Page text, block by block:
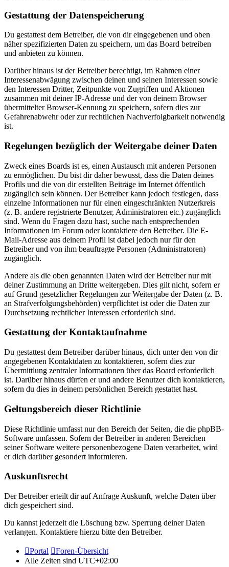
Gestattung der Datenspeicherung
Du gestattest dem Betreiber, die von dir eingegebenen und oben
näher spezifizierten Daten zu speichern, um das Board betreiben
und anbieten zu können.
Darüber hinaus ist der Betreiber berechtigt, im Rahmen einer
Interessenabwägung zwischen deinen und seinen Interessen sowie
den Interessen Dritter, Zeitpunkte von Zugriffen und Aktionen
zusammen mit deiner IP-Adresse und der von deinem Browser
übermittelter Browser-Kennung zu speichern, sofern dies zur
Gefahrenabwehr oder zur rechtlichen Nachverfolgbarkeit notwendig
ist.
Regelungen bezüglich der Weitergabe deiner Daten
Zweck eines Boards ist es, einen Austausch mit anderen Personen
zu ermöglichen. Du bist dir daher bewusst, dass die Daten deines
Profils und die von dir erstellten Beiträge im Internet öffentlich
zugänglich sein können. Der Betreiber kann jedoch festlegen, dass
einzelne Informationen nur für einen eingeschränkten Nutzerkreis
(z. B. andere registrierte Benutzer, Administratoren etc.) zugänglich
sind. Wenn du Fragen dazu hast, suche nach entsprechenden
Informationen im Forum oder kontaktiere den Betreiber. Die E-
Mail-Adresse aus deinem Profil ist dabei jedoch nur für den
Betreiber und von ihm beauftragte Personen (Administratoren)
zugänglich.
Andere als die oben genannten Daten wird der Betreiber nur mit
deiner Zustimmung an Dritte weitergeben. Dies gilt nicht, sofern er
auf Grund gesetzlicher Regelungen zur Weitergabe der Daten (z. B.
an Strafverfolgungsbehörden) verpflichtet ist oder die Daten zur
Durchsetzung rechtlicher Interessen erforderlich sind.
Gestattung der Kontaktaufnahme
Du gestattest dem Betreiber darüber hinaus, dich unter den von dir
angegebenen Kontaktdaten zu kontaktieren, sofern dies zur
Übermittlung zentraler Informationen über das Board erforderlich
ist. Darüber hinaus dürfen er und andere Benutzer dich kontaktieren,
sofern du dies in deinem persönlichen Bereich gestattet hast.
Geltungsbereich dieser Richtlinie
Diese Richtlinie umfasst nur den Bereich der Seiten, die die phpBB-
Software umfassen. Sofern der Betreiber in anderen Bereichen
seiner Software weitere personenbezogene Daten verarbeitet, wird
er dich darüber gesondert informieren.
Auskunftsrecht
Der Betreiber erteilt dir auf Anfrage Auskunft, welche Daten über
dich gespeichert sind.
Du kannst jederzeit die Löschung bzw. Sperrung deiner Daten
verlangen. Kontaktiere hierzu bitte den Betreiber.
Portal
Foren-Übersicht
Alle Zeiten sind UTC+02:00